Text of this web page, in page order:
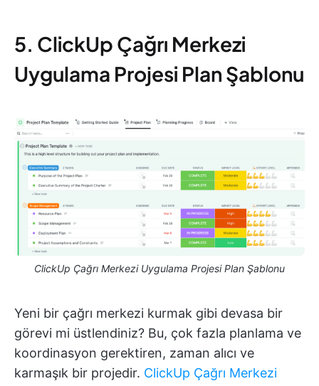
5. ClickUp Çağrı Merkezi
Uygulama Projesi Plan Şablonu
ClickUp Çağrı Merkezi Uygulama Projesi Plan Şablonu
Yeni bir çağrı merkezi kurmak gibi devasa bir
görevi mi üstlendiniz? Bu, çok fazla planlama ve
koordinasyon gerektiren, zaman alıcı ve
karmaşık bir projedir. ClickUp Çağrı Merkezi